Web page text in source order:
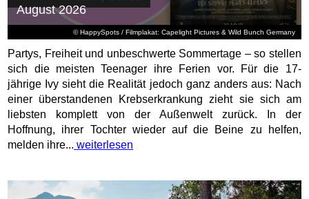
© HappySpots / Filmplakat: Capelight Pictures & Wild Bunch Germany
August 2026
Partys, Freiheit und unbeschwerte Sommertage – so stellen
sich die meisten Teenager ihre Ferien vor. Für die 17-
jährige Ivy sieht die Realität jedoch ganz anders aus: Nach
einer überstandenen Krebserkrankung zieht sie sich am
liebsten komplett von der Außenwelt zurück. In der
Hoffnung, ihrer Tochter wieder auf die Beine zu helfen,
melden ihre... weiterlesen